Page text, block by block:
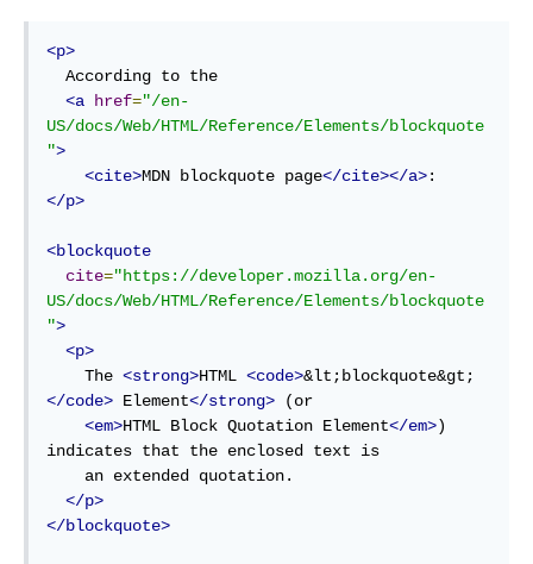
<p>
<a
href="/en-
US/docs/Web/HTML/Reference/Elements/blockquote
">
<cite>MDN blockquote page</cite></a>
</p>
<blockquote
cite="https://developer.mozilla.org/en-
US/docs/Web/HTML/Reference/Elements/blockquote
">
<p>
    The
<strong>HTML <code>&lt;blockquote&gt;
</code> Element</strong> (or
<em>HTML Block Quotation Element</em>)
indicates that the enclosed text is
</p>
</blockquote>